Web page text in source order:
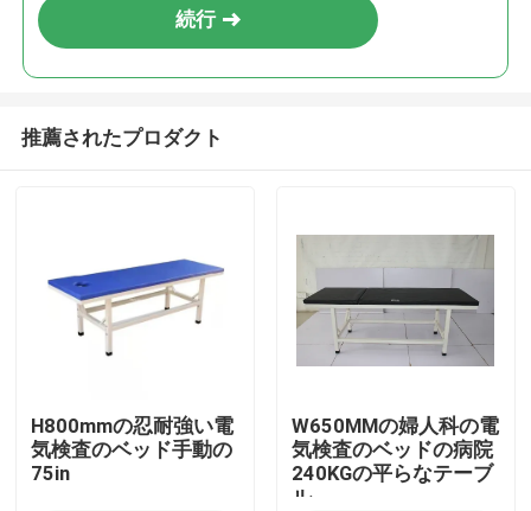
続行
推薦されたプロダクト
H800mmの忍耐強い電
気検査のベッド手動の
75in
W650MMの婦人科の電
気検査のベッドの病院
240KGの平らなテーブ
ル